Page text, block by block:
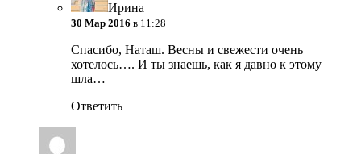
Ирина
30 Мар 2016 в 11:28
Спасибо, Наташ. Весны и свежести очень
хотелось…. И ты знаешь, как я давно к этому
шла…
Ответить